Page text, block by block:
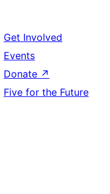
Get Involved
Events
Donate ↗
Five for the Future